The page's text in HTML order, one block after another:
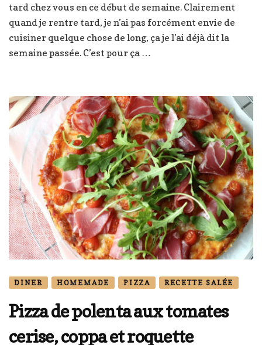
courgettes,
fromage
chèvre
tard chez vous en ce début de semaine. Clairement
quand je rentre tard, je n’ai pas forcément envie de
cuisiner quelque chose de long, ça je l’ai déjà dit la
semaine passée. C’est pour ça …
DINER HOMEMADE PIZZA RECETTE SALÉE
Pizza de polenta aux tomates
cerise, coppa et roquette